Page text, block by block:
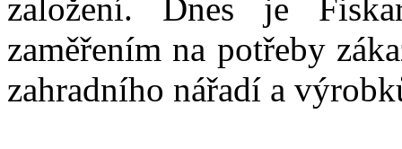
založení. Dnes je
zaměřením na potřeby
zahradního nářadí a